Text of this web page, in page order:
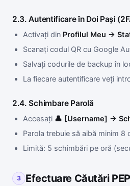
2.3. Autentificare în Doi Pași
Activați din Profilul Meu →
Scanați codul QR cu Google
Salvați codurile de backup în
La fiecare autentificare veți
2.4. Schimbare Parolă
Accesați 👤 [Username] →
Parola trebuie să aibă minim 8
Limită: 5 schimbări pe oră
3 Efectuare Căutări PEP